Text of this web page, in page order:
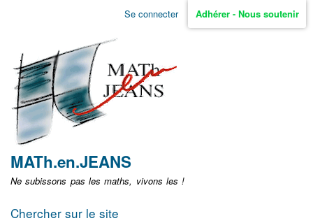
Aller
non
identifié
Se connecter Adhérer - Nous soutenir
MATh.en.JEANS
Ne subissons pas les maths, vivons les !
Chercher sur le site